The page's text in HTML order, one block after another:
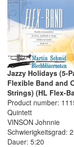
Jazzy Holidays (5-
Flexible Band and
Strings) (HL Flex-
Product number:
Quintett
VINSON Johnnie
Schwierigkeitsgrad:
Dauer: 5:20